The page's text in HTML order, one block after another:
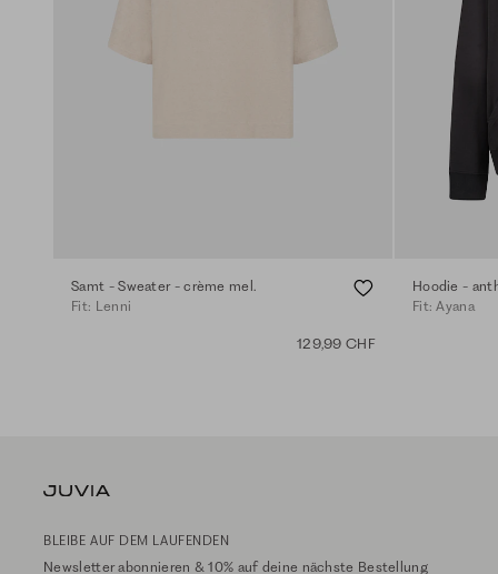
Samt - Sweater - crème mel.
Fit: Lenni
129,99 CHF
Hoodie -
Fit: Ayana
BLEIBE AUF DEM LAUFENDEN
Newsletter abonnieren & 10% auf deine nächste Bestellung